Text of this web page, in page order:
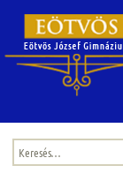
Keresés: